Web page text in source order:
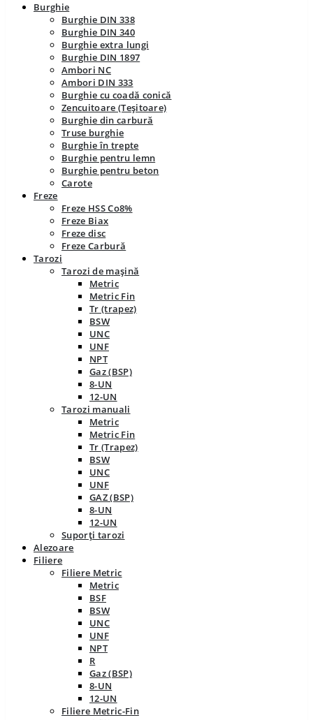
Burghie
Burghie DIN 338
Burghie DIN 340
Burghie extra lungi
Burghie DIN 1897
Ambori NC
Ambori DIN 333
Burghie cu coadă conică
Zencuitoare (Teșitoare)
Burghie din carbură
Truse burghie
Burghie în trepte
Burghie pentru lemn
Burghie pentru beton
Carote
Freze
Freze HSS Co8%
Freze Biax
Freze disc
Freze Carbură
Tarozi
Tarozi de mașină
Metric
Metric Fin
Tr (trapez)
BSW
UNC
UNF
NPT
Gaz (BSP)
8-UN
12-UN
Tarozi manuali
Metric
Metric Fin
Tr (Trapez)
BSW
UNC
UNF
GAZ (BSP)
8-UN
12-UN
Suporți tarozi
Alezoare
Filiere
Filiere Metric
Metric
BSF
BSW
UNC
UNF
NPT
R
Gaz (BSP)
8-UN
12-UN
Filiere Metric-Fin